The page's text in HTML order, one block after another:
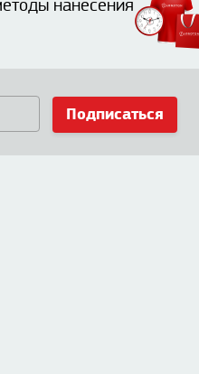
нанесения
Подписаться